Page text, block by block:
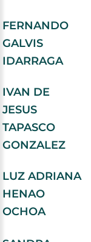
FERNANDO
GALVIS
IDARRAGA
IVAN DE
JESUS
TAPASCO
GONZALEZ
LUZ ADRIANA
HENAO
OCHOA